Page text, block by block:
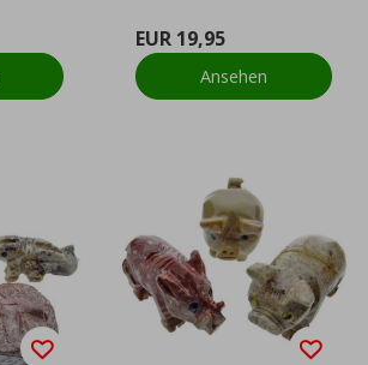
EUR 19,95
Ansehen